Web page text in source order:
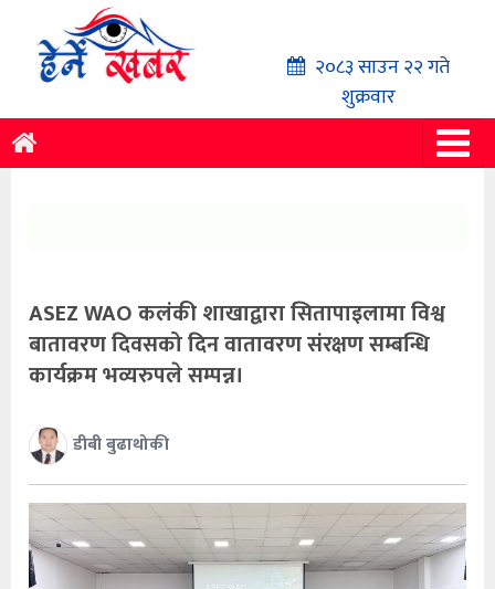
२०८३ साउन २२ गते
शुक्रवार
ASEZ WAO कलंकी शाखाद्वारा सितापाइलामा विश्व
बातावरण दिवसको दिन वातावरण संरक्षण सम्बन्धि
कार्यक्रम भव्यरुपले सम्पन्न।
डीबी बुढाथोकी